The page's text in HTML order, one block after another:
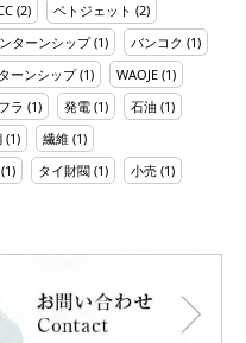
(2) ベトジェット (2)
ターンシップ(1) バンコク (1)
ーンシップ(1) WAOJE (1)
ラ (1) 発電 (1) 石油 (1)
(1) 繊維 (1)
(1) タイ財閥 (1) 小売 (1)